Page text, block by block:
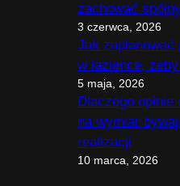
zachować
3 czerwca, 2026
Jak zaplanować
w łazience,
5 maja, 2026
Dlaczego opinie
na wymiar
realizacji
10 marca, 2026